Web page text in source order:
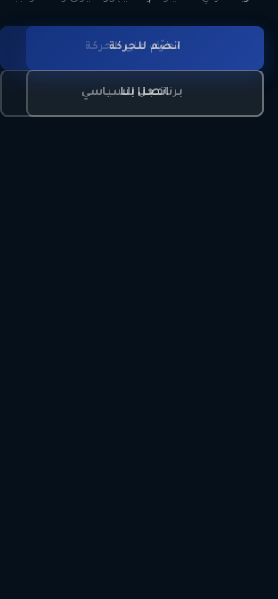
تعرّف على الحركة
برنامجنا السياسي
انضم للحركة
اتصل بنا